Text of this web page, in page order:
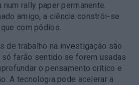
rally paper permanente.
amigo, a ciência constrói-se
com pódios.
de trabalho na investigação são
farão sentido se forem usadas
o pensamento crítico e
A tecnologia pode acelerar a